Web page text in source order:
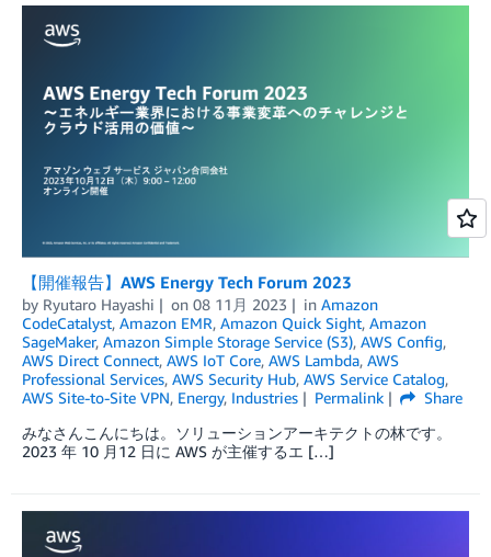
【開催報告】AWS Energy Tech Forum 2023
by Ryutaro Hayashi on 08 11月 2023 in Amazon
CodeCatalyst, Amazon EMR, Amazon Quick Sight, Amazon
SageMaker, Amazon Simple Storage Service (S3), AWS Config,
AWS Direct Connect, AWS IoT Core, AWS Lambda, AWS
Professional Services, AWS Security Hub, AWS Service Catalog,
AWS Site-to-Site VPN, Energy, Industries Permalink
Share
みなさんこんにちは。ソリューションアーキテクトの林です。
2023 年 10 月12 日に AWS が主催するエ […]